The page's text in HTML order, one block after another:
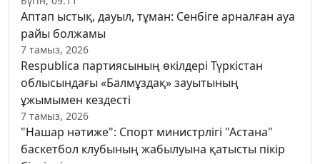
Аптап ыстық, дауыл, тұман: Сенбіге арналған ауа
райы болжамы
7 тамыз, 2026
Respublica партиясының өкілдері Түркістан
облысындағы «Балмұздақ» зауытының
ұжымымен кездесті
7 тамыз, 2026
"Нашар нәтиже": Спорт министрлігі "Астана"
баскетбол клубының жабылуына қатысты пікір